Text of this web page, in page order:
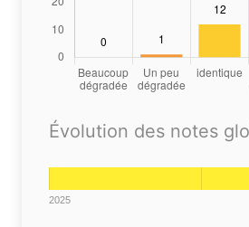
Évolution des notes
2025